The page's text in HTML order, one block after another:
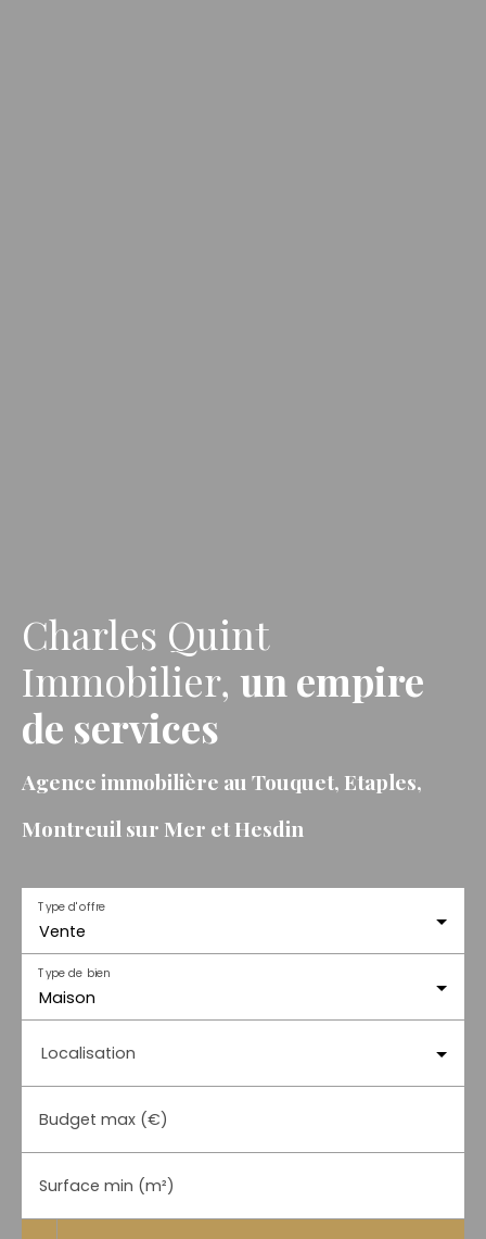
Charles Quint
Immobilier, un empire
de services
Agence immobilière au Touquet, Etaples,
Montreuil sur Mer et Hesdin
Vente
Type d'offre
Maison
Type de bien
Localisation
Budget max (€)
Surface min (m²)